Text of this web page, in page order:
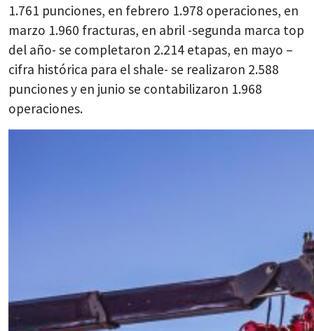
1.761 punciones, en febrero 1.978 operaciones, en
marzo 1.960 fracturas, en abril -segunda marca top
del año- se completaron 2.214 etapas, en mayo –
cifra histórica para el shale- se realizaron 2.588
punciones y en junio se contabilizaron 1.968
operaciones.